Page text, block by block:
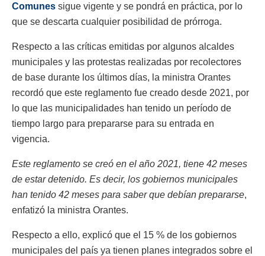
Comunes sigue vigente y se pondrá en práctica, por lo
que se descarta cualquier posibilidad de prórroga.
Respecto a las críticas emitidas por algunos alcaldes
municipales y las protestas realizadas por recolectores
de base durante los últimos días, la ministra Orantes
recordó que este reglamento fue creado desde 2021, por
lo que las municipalidades han tenido un período de
tiempo largo para prepararse para su entrada en
vigencia.
Este reglamento se creó en el año 2021, tiene 42 meses
de estar detenido. Es decir, los gobiernos municipales
han tenido 42 meses para saber que debían prepararse,
enfatizó la ministra Orantes.
Respecto a ello, explicó que el 15 % de los gobiernos
municipales del país ya tienen planes integrados sobre el